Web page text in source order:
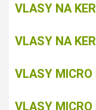
VLASY NA
VLASY NA
VLASY MICRO
VLASY MICRO